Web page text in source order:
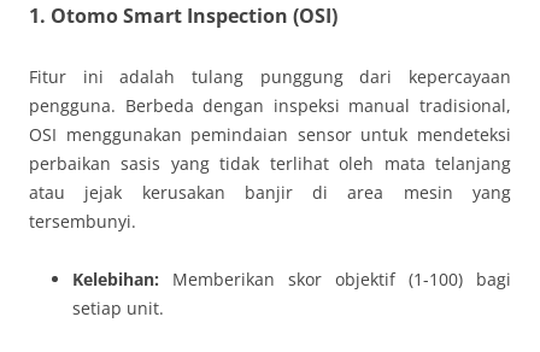
1. Otomo Smart Inspection (OSI)
Fitur ini adalah tulang punggung dari kepercayaan
pengguna. Berbeda dengan inspeksi manual tradisional,
OSI menggunakan pemindaian sensor untuk mendeteksi
perbaikan sasis yang tidak terlihat oleh mata telanjang
atau jejak kerusakan banjir di area mesin yang
tersembunyi.
Kelebihan: Memberikan skor objektif (1-100) bagi
setiap unit.